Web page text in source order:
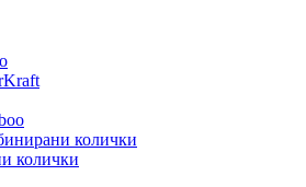
колички
колички